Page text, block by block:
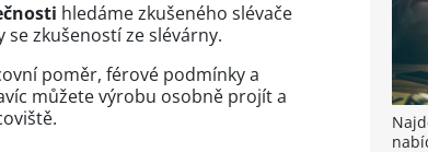
hledáme zkušeného slévače
zkušeností ze slévárny.
poměr, férové podmínky a
můžete výrobu osobně projít a